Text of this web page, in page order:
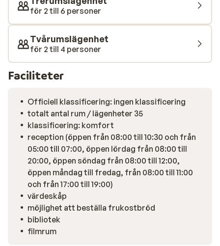
avkopplande eftermiddag efter en dags skidåkning.
för 2 till 6 personer
Tvårumslägenhet
för 2 till 4 personer
Faciliteter
Officiell klassificering: ingen klassificering
totalt antal rum / lägenheter 35
klassificering: komfort
reception (öppen från 08:00 till 10:30 och från
05:00 till 07:00, öppen lördag från 08:00 till
20:00, öppen söndag från 08:00 till 12:00,
öppen måndag till fredag, från 08:00 till 11:00
och från 17:00 till 19:00)
värdeskåp
möjlighet att beställa frukostbröd
bibliotek
filmrum